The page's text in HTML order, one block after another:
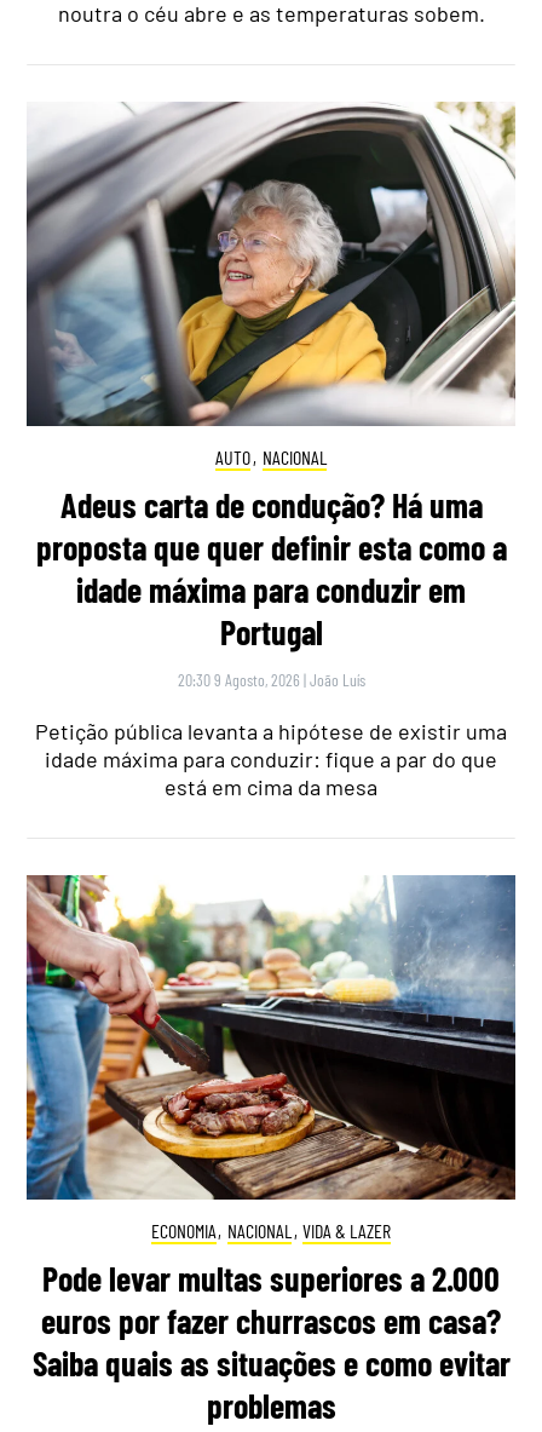
noutra o céu abre e as temperaturas sobem.
AUTO, NACIONAL
Adeus carta de condução? Há uma
proposta que quer definir esta como a
idade máxima para conduzir em
Portugal
20:30 9 Agosto, 2026 |João Luís
Petição pública levanta a hipótese de existir uma
idade máxima para conduzir: fique a par do que
está em cima da mesa
ECONOMIA, NACIONAL , VIDA & LAZER
Pode levar multas superiores a 2.000
euros por fazer churrascos em casa?
Saiba quais as situações e como evitar
problemas